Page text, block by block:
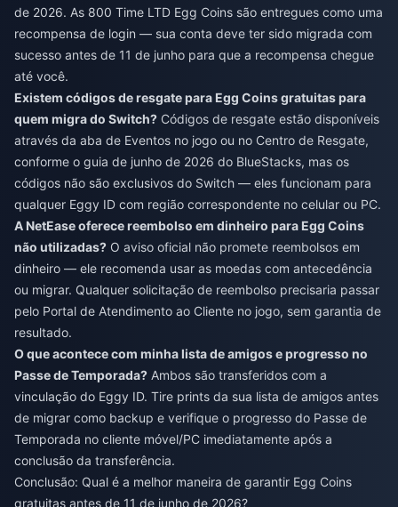
de 2026. As 800 Time LTD Egg Coins são entregues como uma
recompensa de login — sua conta deve ter sido migrada com
sucesso antes de 11 de junho para que a recompensa chegue
até você.
Existem códigos de resgate para Egg Coins gratuitas para
quem migra do Switch? Códigos de resgate estão disponíveis
através da aba de Eventos no jogo ou no Centro de Resgate,
conforme o guia de junho de 2026 do BlueStacks, mas os
códigos não são exclusivos do Switch — eles funcionam para
qualquer Eggy ID com região correspondente no celular ou PC.
A NetEase oferece reembolso em dinheiro para Egg Coins
não utilizadas? O aviso oficial não promete reembolsos em
dinheiro — ele recomenda usar as moedas com antecedência
ou migrar. Qualquer solicitação de reembolso precisaria passar
pelo Portal de Atendimento ao Cliente no jogo, sem garantia de
resultado.
O que acontece com minha lista de amigos e progresso no
Passe de Temporada? Ambos são transferidos com a
vinculação do Eggy ID. Tire prints da sua lista de amigos antes
de migrar como backup e verifique o progresso do Passe de
Temporada no cliente móvel/PC imediatamente após a
conclusão da transferência.
Conclusão: Qual é a melhor maneira de garantir Egg Coins
gratuitas antes de 11 de junho de 2026?